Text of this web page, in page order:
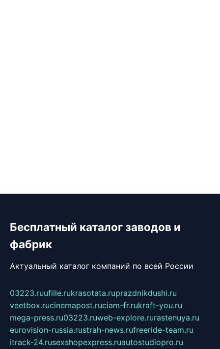
Бесплатный каталог заводов и
фабрик
Актуальный каталог компаний по всей России
03223.ruufille.rukrasotata.ruprazdnikdushi.ru
veetbox.rucinemapost.ruciam-fr.rukraft-you.ru
mega-press.ru03223.ruweb-explore.rurastenuya.ru
eurovision-russia.rustrah-news.rufreeride-team.ru
itrack-24.rusexshopexpress.ruautostudiopro.ru